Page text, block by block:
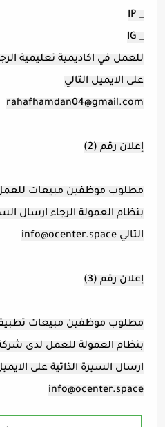
_ IP
_ IG
للعمل في اكاديمية تعليمية
على الايميل التالي
rahafhamdan04@gmail.com
إعلان رقم (2)
مطلوب موظفين مبيعات
بنظام العمولة الرجاء ارسال
التاليinfo@ocenter.space
إعلان رقم (3)
مطلوب موظفين مبيعات
بنظام العمولة للعمل لدى
ارسال السيرة الذاتية على
info@ocenter.space